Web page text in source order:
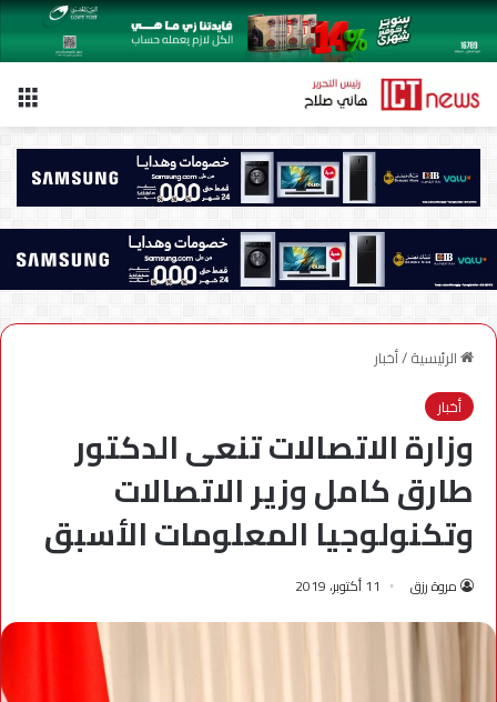
الرئيسية/أخبار
أخبار
وزارة الاتصالات تنعى الدكتور
طارق كامل وزير الاتصالات
وتكنولوجيا المعلومات الأسبق
مروة رزق 11 أكتوبر، 2019